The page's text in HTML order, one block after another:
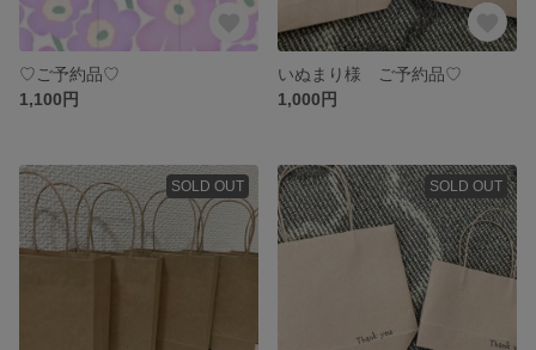
♡ご予約品♡
1,100円
いぬまり様 ご予約品♡
1,000円
SOLD OUT SOLD OUT